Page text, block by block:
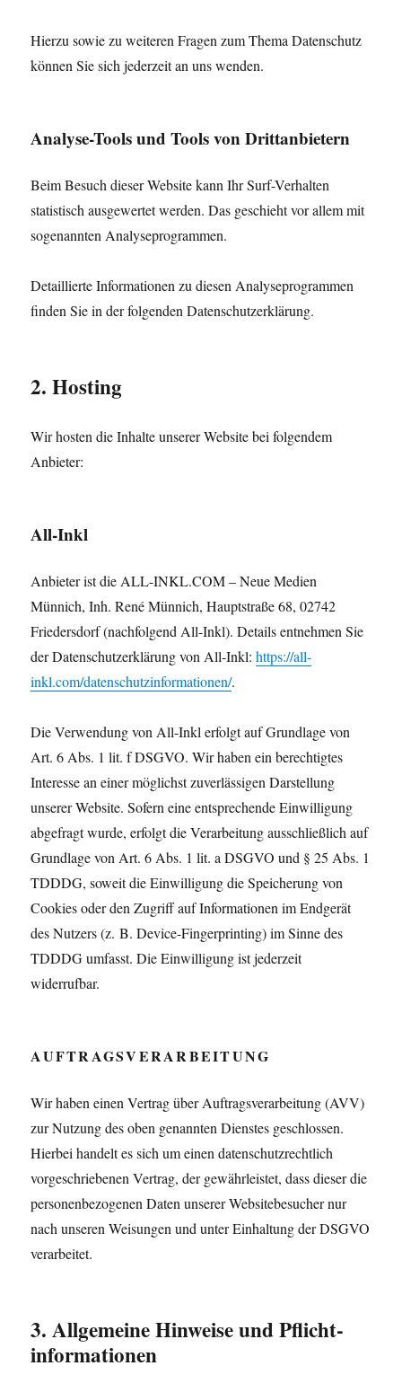
Hierzu sowie zu weiteren Fragen zum Thema Datenschutz
können Sie sich jederzeit an uns wenden.
Analyse-Tools und Tools von Dritt­anbietern
Beim Besuch dieser Website kann Ihr Surf-Verhalten
statistisch ausgewertet werden. Das geschieht vor allem mit
sogenannten Analyseprogrammen.
Detaillierte Informationen zu diesen Analyseprogrammen
finden Sie in der folgenden Datenschutzerklärung.
2. Hosting
Wir hosten die Inhalte unserer Website bei folgendem
Anbieter:
All-Inkl
Anbieter ist die ALL-INKL.COM – Neue Medien
Münnich, Inh. René Münnich, Hauptstraße 68, 02742
Friedersdorf (nachfolgend All-Inkl). Details entnehmen Sie
der Datenschutzerklärung von All-Inkl:https://all-
inkl.com/datenschutzinformationen/.
Die Verwendung von All-Inkl erfolgt auf Grundlage von
Art. 6 Abs. 1 lit. f DSGVO. Wir haben ein berechtigtes
Interesse an einer möglichst zuverlässigen Darstellung
unserer Website. Sofern eine entsprechende Einwilligung
abgefragt wurde, erfolgt die Verarbeitung ausschließlich auf
Grundlage von Art. 6 Abs. 1 lit. a DSGVO und § 25 Abs. 1
TDDDG, soweit die Einwilligung die Speicherung von
Cookies oder den Zugriff auf Informationen im Endgerät
des Nutzers (z. B. Device-Fingerprinting) im Sinne des
TDDDG umfasst. Die Einwilligung ist jederzeit
widerrufbar.
AUFTRAGSVERARBEITUNG
Wir haben einen Vertrag über Auftragsverarbeitung (AVV)
zur Nutzung des oben genannten Dienstes geschlossen.
Hierbei handelt es sich um einen datenschutzrechtlich
vorgeschriebenen Vertrag, der gewährleistet, dass dieser die
personenbezogenen Daten unserer Websitebesucher nur
nach unseren Weisungen und unter Einhaltung der DSGVO
verarbeitet.
3. Allgemeine Hinweise und Pflicht­
informationen